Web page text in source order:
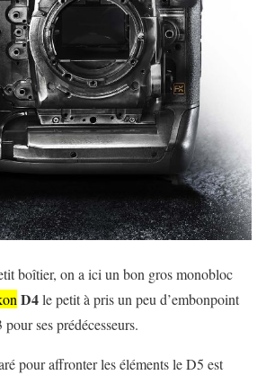
boîtier, on a ici un bon gros monobloc
D4le petit à pris un peu d’embonpoint
ses prédécesseurs.
pour affronter les éléments le D5 est